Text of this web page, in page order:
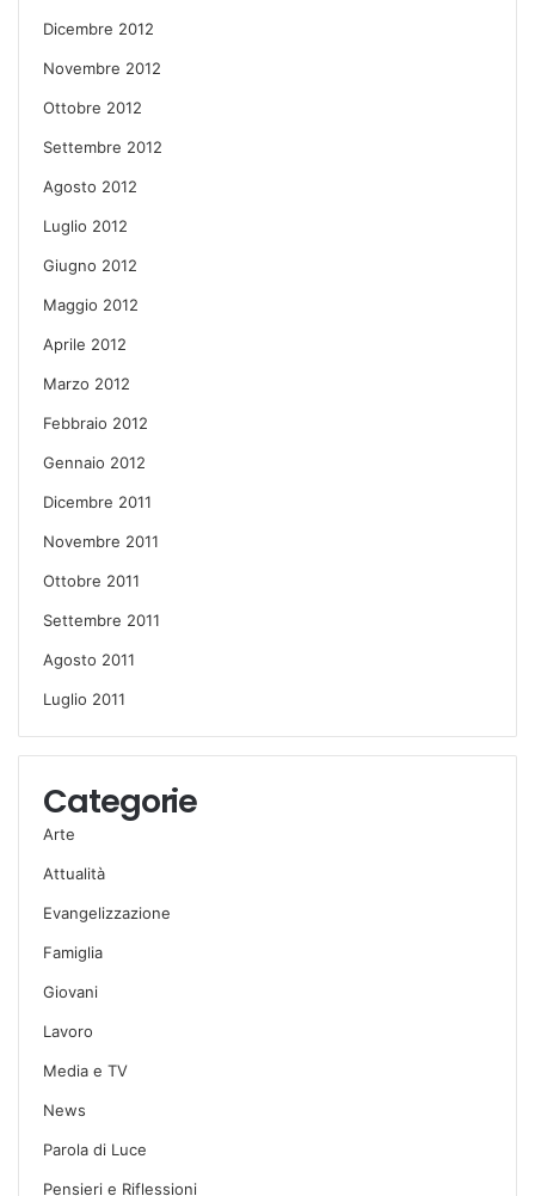
Dicembre 2012
Novembre 2012
Ottobre 2012
Settembre 2012
Agosto 2012
Luglio 2012
Giugno 2012
Maggio 2012
Aprile 2012
Marzo 2012
Febbraio 2012
Gennaio 2012
Dicembre 2011
Novembre 2011
Ottobre 2011
Settembre 2011
Agosto 2011
Luglio 2011
Categorie
Arte
Attualità
Evangelizzazione
Famiglia
Giovani
Lavoro
Media e TV
News
Parola di Luce
Pensieri e Riflessioni